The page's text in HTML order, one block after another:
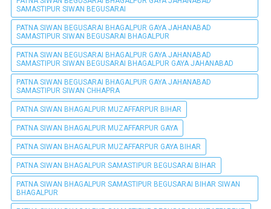
SAMASTIPUR SIWAN BEGUSARAI
PATNA SIWAN BEGUSARAI BHAGALPUR GAYA JAHANABAD
SAMASTIPUR SIWAN BEGUSARAI BHAGALPUR
PATNA SIWAN BEGUSARAI BHAGALPUR GAYA JAHANABAD
SAMASTIPUR SIWAN BEGUSARAI BHAGALPUR GAYA JAHANABAD
PATNA SIWAN BEGUSARAI BHAGALPUR GAYA JAHANABAD
SAMASTIPUR SIWAN CHHAPRA
PATNA SIWAN BHAGALPUR MUZAFFARPUR BIHAR
PATNA SIWAN BHAGALPUR MUZAFFARPUR GAYA
PATNA SIWAN BHAGALPUR MUZAFFARPUR GAYA BIHAR
PATNA SIWAN BHAGALPUR SAMASTIPUR BEGUSARAI BIHAR
PATNA SIWAN BHAGALPUR SAMASTIPUR BEGUSARAI BIHAR SIWAN
BHAGALPUR